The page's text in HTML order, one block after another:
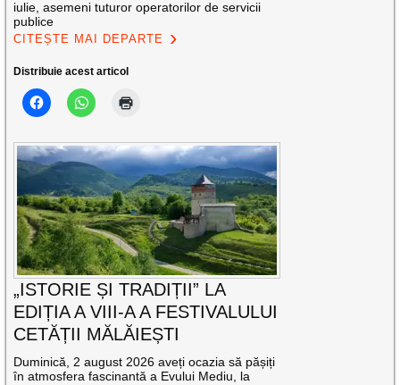
iulie, asemeni tuturor operatorilor de servicii
publice
CITEȘTE MAI DEPARTE
Distribuie acest articol
„ISTORIE ȘI TRADIȚII” LA
EDIȚIA A VIII-A A FESTIVALULUI
CETĂȚII MĂLĂIEȘTI
Duminică, 2 august 2026 aveți ocazia să pășiți
în atmosfera fascinantă a Evului Mediu, la